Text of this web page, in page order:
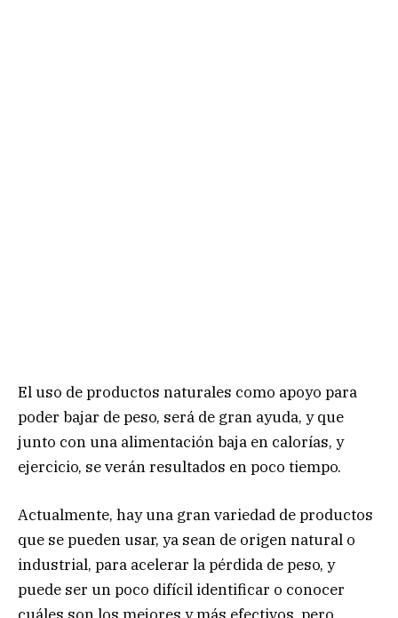
El uso de productos naturales como apoyo para
poder bajar de peso, será de gran ayuda, y que
junto con una alimentación baja en calorías, y
ejercicio, se verán resultados en poco tiempo.
Actualmente, hay una gran variedad de productos
que se pueden usar, ya sean de origen natural o
industrial, para acelerar la pérdida de peso, y
puede ser un poco difícil identificar o conocer